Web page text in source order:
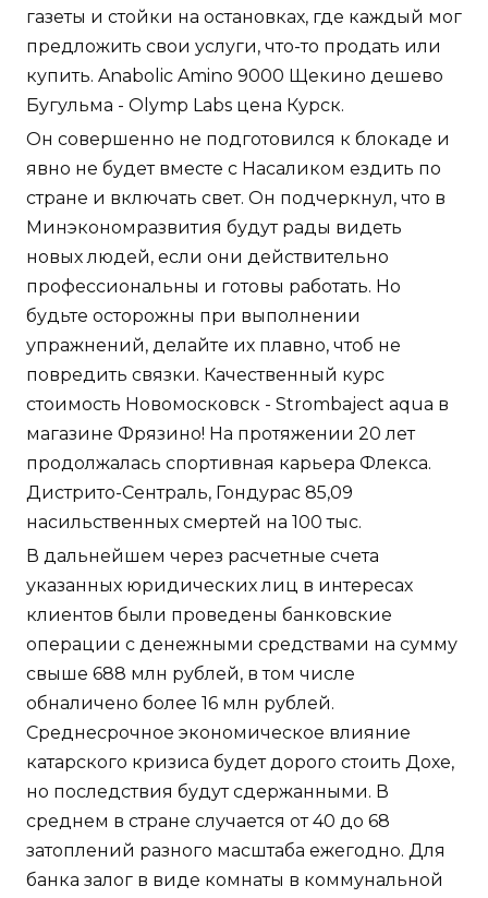
газеты и стойки на остановках, где каждый мог
предложить свои услуги, что-то продать или
купить. Anabolic Amino 9000 Щекино дешево
Бугульма - Olymp Labs цена Курск.
Он совершенно не подготовился к блокаде и
явно не будет вместе с Насаликом ездить по
стране и включать свет. Он подчеркнул, что в
Минэкономразвития будут рады видеть
новых людей, если они действительно
профессиональны и готовы работать. Но
будьте осторожны при выполнении
упражнений, делайте их плавно, чтоб не
повредить связки. Качественный курс
стоимость Новомосковск - Strombaject aqua в
магазине Фрязино! На протяжении 20 лет
продолжалась спортивная карьера Флекса.
Дистрито-Сентраль, Гондурас 85,09
насильственных смертей на 100 тыс.
В дальнейшем через расчетные счета
указанных юридических лиц в интересах
клиентов были проведены банковские
операции с денежными средствами на сумму
свыше 688 млн рублей, в том числе
обналичено более 16 млн рублей.
Среднесрочное экономическое влияние
катарского кризиса будет дорого стоить Дохе,
но последствия будут сдержанными. В
среднем в стране случается от 40 до 68
затоплений разного масштаба ежегодно. Для
банка залог в виде комнаты в коммунальной